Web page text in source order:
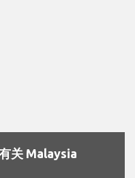
关 Malaysia